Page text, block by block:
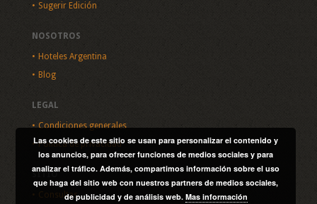
Sugerir Edición
NOSOTROS
Hoteles Argentina
Blog
LEGAL
Condiciones generales
Política de privacidad
SITIO
Consultas
Las cookies de este sitio se usan para personalizar el contenido y
los anuncios, para ofrecer funciones de medios sociales y para
analizar el tráfico. Además, compartimos información sobre el uso
que haga del sitio web con nuestros partners de medios sociales,
de publicidad y de análisis web. Mas información